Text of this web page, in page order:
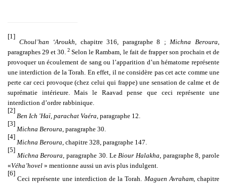
[1]
Choul’han ‘Aroukh, chapitre 316, paragraphe 8 ;Michna Beroura,
paragraphes 29 et 30.2 Selon le Rambam, le fait de frapper son prochain et de
provoquer un écoulement de sang ou l’apparition d’un hématome représente
une interdiction de la Torah. En effet, il ne considère pas cet acte comme une
perte car ceci provoque (chez celui qui frappe) une sensation de calme et de
suprématie intérieure. Mais le Raavad pense que ceci représente une
interdiction d’ordre rabbinique.
[2]
Ben Ich 'Haï, parachat Vaéra, paragraphe 12.
[3]
Michna Beroura , paragraphe 30.
[4]
Michna Beroura , chapitre 328, paragraphe 147.
[5]
Michna Beroura , paragraphe 30. Le Biour Halakha , paragraphe 8, parole
«Véha’hovel » mentionne aussi un avis plus indulgent.
[6]
Ceci représente une interdiction de la Torah. Maguen Avraham, chapitre